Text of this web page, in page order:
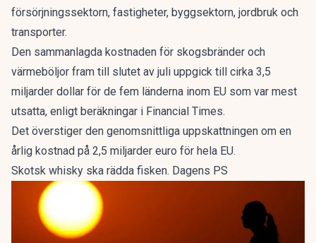
försörjningssektorn, fastigheter, byggsektorn, jordbruk och
transporter.
Den sammanlagda kostnaden för skogsbränder och
värmeböljor fram till slutet av juli uppgick till cirka 3,5
miljarder dollar för de fem länderna inom EU som var mest
utsatta, enligt beräkningar i Financial Times.
Det överstiger den genomsnittliga uppskattningen om en
årlig kostnad på 2,5 miljarder euro för hela EU.
Skotsk whisky ska rädda fisken. Dagens PS